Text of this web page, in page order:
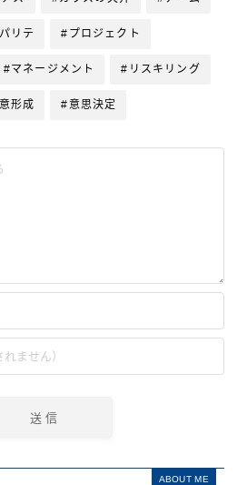
リテ #プロジェクト
#マネージメント #リスキリング
形成 #意思決定
ABOUT ME